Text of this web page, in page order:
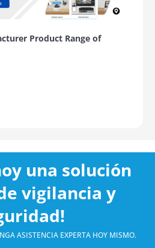
Product Range of
una solución
vigilancia y
ASISTENCIA EXPERTA HOY MISMO.